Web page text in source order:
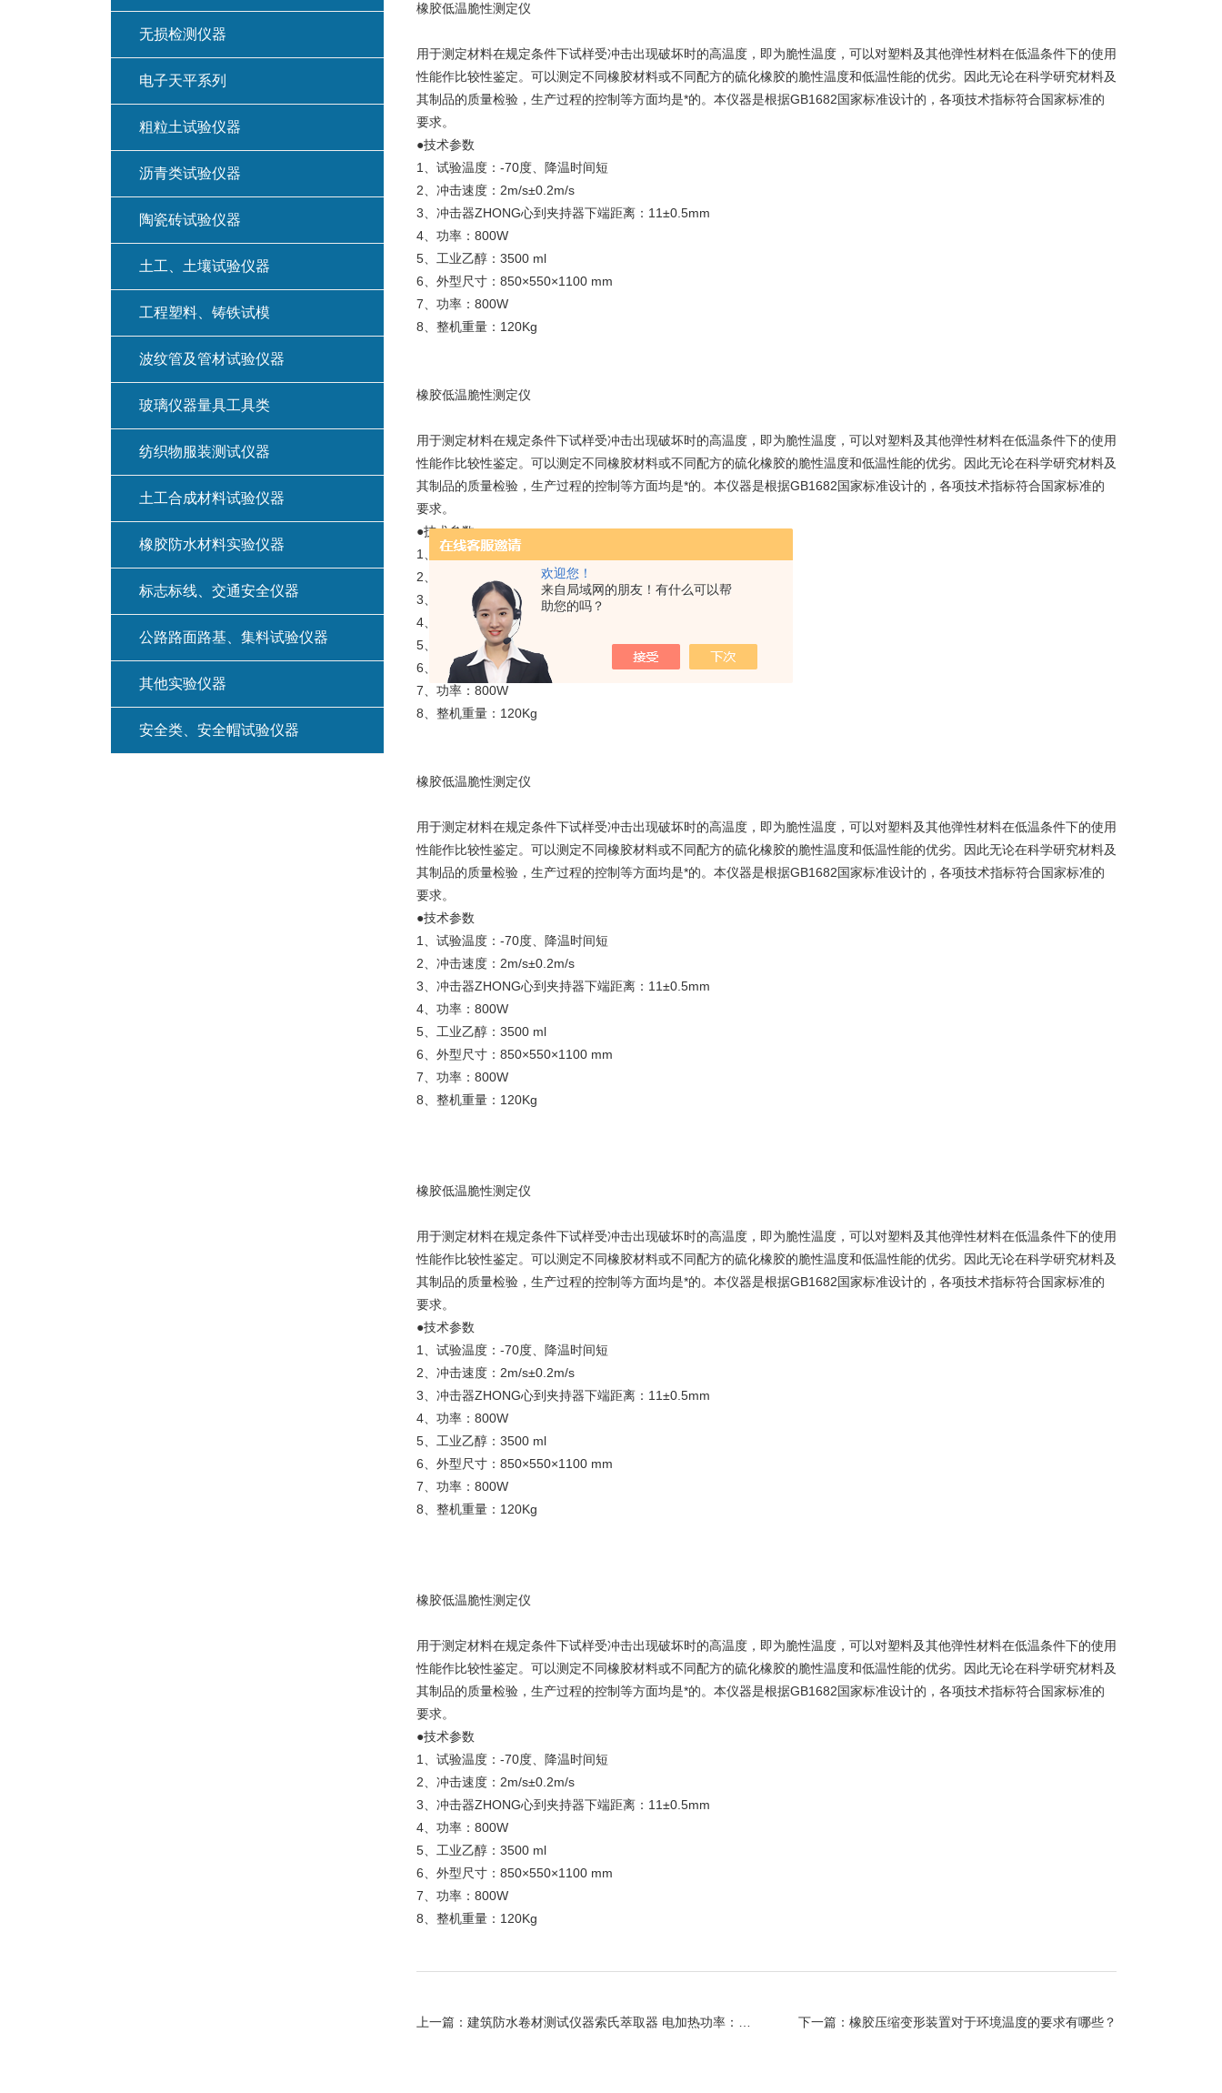
欢迎您！
来自局域网的朋友！有什么可以帮
助您的吗？
橡胶低温脆性测定仪
用于测定材料在规定条件下试样受冲击出现破坏时的高温度，即为脆性温度，可以对塑料及其他弹性材料在低温条件下的使用
性能作比较性鉴定。可以测定不同橡胶材料或不同配方的硫化橡胶的脆性温度和低温性能的优劣。因此无论在科学研究材料及
其制品的质量检验，生产过程的控制等方面均是*的。本仪器是根据GB1682国家标准设计的，各项技术指标符合国家标准的
要求。
●技术参数
1、试验温度：-70度、降温时间短
2、冲击速度：2m/s±0.2m/s
3、冲击器ZHONG心到夹持器下端距离：11±0.5mm
4、功率：800W
5、工业乙醇：3500 ml
6、外型尺寸：850×550×1100 mm
7、功率：800W
8、整机重量：120Kg
橡胶低温脆性测定仪
用于测定材料在规定条件下试样受冲击出现破坏时的高温度，即为脆性温度，可以对塑料及其他弹性材料在低温条件下的使用
性能作比较性鉴定。可以测定不同橡胶材料或不同配方的硫化橡胶的脆性温度和低温性能的优劣。因此无论在科学研究材料及
其制品的质量检验，生产过程的控制等方面均是*的。本仪器是根据GB1682国家标准设计的，各项技术指标符合国家标准的
要求。
●技术参数
1、试验温度：-70度、降温时间短
2、冲击速度：2m/s±0.2m/s
3、冲击器ZHONG心到夹持器下端距离：11±0.5mm
4、功率：800W
5、工业乙醇：3500 ml
6、外型尺寸：850×550×1100 mm
7、功率：800W
8、整机重量：120Kg
橡胶低温脆性测定仪
用于测定材料在规定条件下试样受冲击出现破坏时的高温度，即为脆性温度，可以对塑料及其他弹性材料在低温条件下的使用
性能作比较性鉴定。可以测定不同橡胶材料或不同配方的硫化橡胶的脆性温度和低温性能的优劣。因此无论在科学研究材料及
其制品的质量检验，生产过程的控制等方面均是*的。本仪器是根据GB1682国家标准设计的，各项技术指标符合国家标准的
要求。
●技术参数
1、试验温度：-70度、降温时间短
2、冲击速度：2m/s±0.2m/s
3、冲击器ZHONG心到夹持器下端距离：11±0.5mm
4、功率：800W
5、工业乙醇：3500 ml
6、外型尺寸：850×550×1100 mm
7、功率：800W
8、整机重量：120Kg
橡胶低温脆性测定仪
用于测定材料在规定条件下试样受冲击出现破坏时的高温度，即为脆性温度，可以对塑料及其他弹性材料在低温条件下的使用
性能作比较性鉴定。可以测定不同橡胶材料或不同配方的硫化橡胶的脆性温度和低温性能的优劣。因此无论在科学研究材料及
其制品的质量检验，生产过程的控制等方面均是*的。本仪器是根据GB1682国家标准设计的，各项技术指标符合国家标准的
要求。
●技术参数
1、试验温度：-70度、降温时间短
2、冲击速度：2m/s±0.2m/s
3、冲击器ZHONG心到夹持器下端距离：11±0.5mm
4、功率：800W
5、工业乙醇：3500 ml
6、外型尺寸：850×550×1100 mm
7、功率：800W
8、整机重量：120Kg
橡胶低温脆性测定仪
用于测定材料在规定条件下试样受冲击出现破坏时的高温度，即为脆性温度，可以对塑料及其他弹性材料在低温条件下的使用
性能作比较性鉴定。可以测定不同橡胶材料或不同配方的硫化橡胶的脆性温度和低温性能的优劣。因此无论在科学研究材料及
其制品的质量检验，生产过程的控制等方面均是*的。本仪器是根据GB1682国家标准设计的，各项技术指标符合国家标准的
要求。
●技术参数
1、试验温度：-70度、降温时间短
2、冲击速度：2m/s±0.2m/s
3、冲击器ZHONG心到夹持器下端距离：11±0.5mm
4、功率：800W
5、工业乙醇：3500 ml
6、外型尺寸：850×550×1100 mm
7、功率：800W
8、整机重量：120Kg
下一篇： 橡胶压缩变形装置对于环境温度的要求有哪些？
上一篇： 建筑防水卷材测试仪器索氏萃取器 电加热功率：300W
无损检测仪器
电子天平系列
粗粒土试验仪器
沥青类试验仪器
陶瓷砖试验仪器
土工、土壤试验仪器
工程塑料、铸铁试模
波纹管及管材试验仪器
玻璃仪器量具工具类
纺织物服装测试仪器
土工合成材料试验仪器
橡胶防水材料实验仪器
标志标线、交通安全仪器
公路路面路基、集料试验仪器
其他实验仪器
安全类、安全帽试验仪器